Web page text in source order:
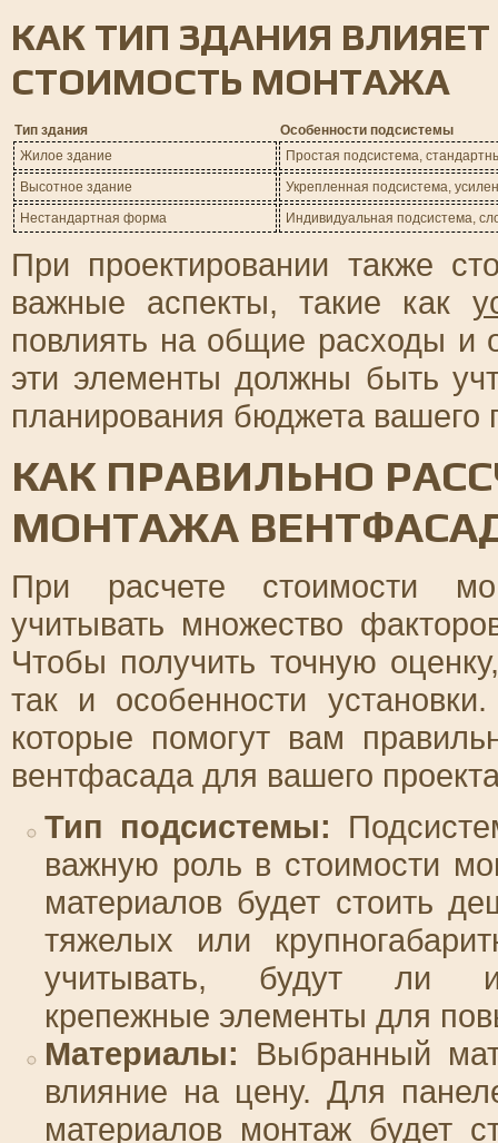
КАК ТИП ЗДАНИЯ
СТОИМОСТЬ МОНТАЖА
Тип здания
Особенности подсистемы
Жилое здание
Простая подсистема,
Высотное здание
Укрепленная подсистема,
Нестандартная форма
Индивидуальная подсистема,
При проектировании также
важные аспекты, такие как
повлиять на общие расходы и
эти элементы должны быть
планирования бюджета вашего
КАК ПРАВИЛЬНО
МОНТАЖА
При расчете стоимости
учитывать множество
Чтобы получить точную
так и особенности
которые помогут вам
вентфасада для вашего
Тип подсистемы:
важную роль в стоимости
материалов будет стоить
тяжелых или
учитывать, будут ли
крепежные элементы для
Материалы: Выбранный
влияние на цену. Для
материалов монтаж будет